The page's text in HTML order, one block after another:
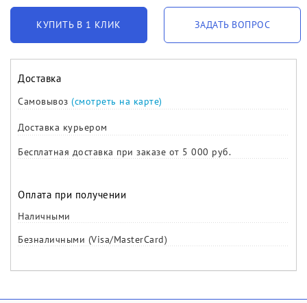
КУПИТЬ В 1 КЛИК ЗАДАТЬ ВОПРОС
Доставка
Самовывоз (смотреть на карте)
Доставка курьером
Бесплатная доставка при заказе от 5 000 руб.
Оплата при получении
Наличными
Безналичными (Visa/MasterCard)